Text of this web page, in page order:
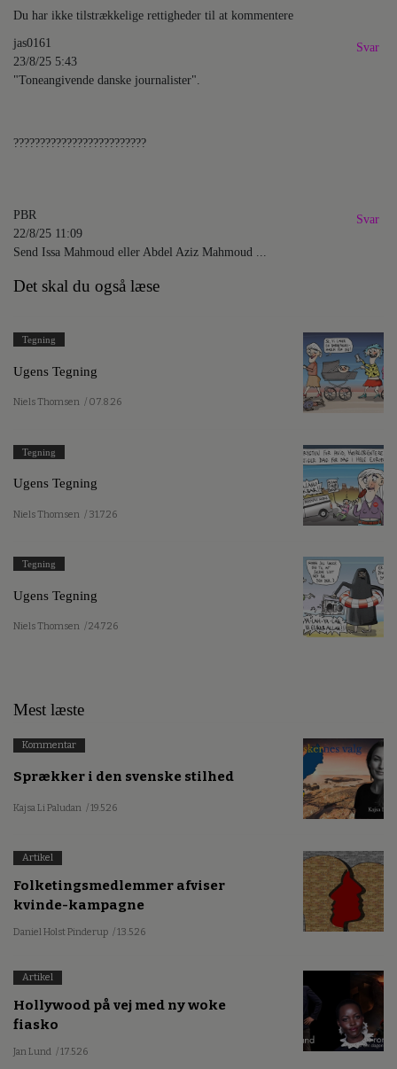
Du har ikke tilstrækkelige rettigheder til at kommentere
jas0161
23/8/25 5:43
"Toneangivende danske journalister".
?????????????????????????
Svar
PBR
22/8/25 11:09
Send Issa Mahmoud eller Abdel Aziz Mahmoud ...
Svar
Det skal du også læse
Tegning
Ugens Tegning
Niels Thomsen / 07.8.26
Tegning
Ugens Tegning
Niels Thomsen / 31.7.26
Tegning
Ugens Tegning
Niels Thomsen / 24.7.26
Mest læste
Kommentar
Sprækker i den svenske stilhed
Kajsa Li Paludan / 19.5.26
Artikel
Folketingsmedlemmer afviser
kvinde-kampagne
Daniel Holst Pinderup / 13.5.26
Artikel
Hollywood på vej med ny woke
fiasko
Jan Lund / 17.5.26